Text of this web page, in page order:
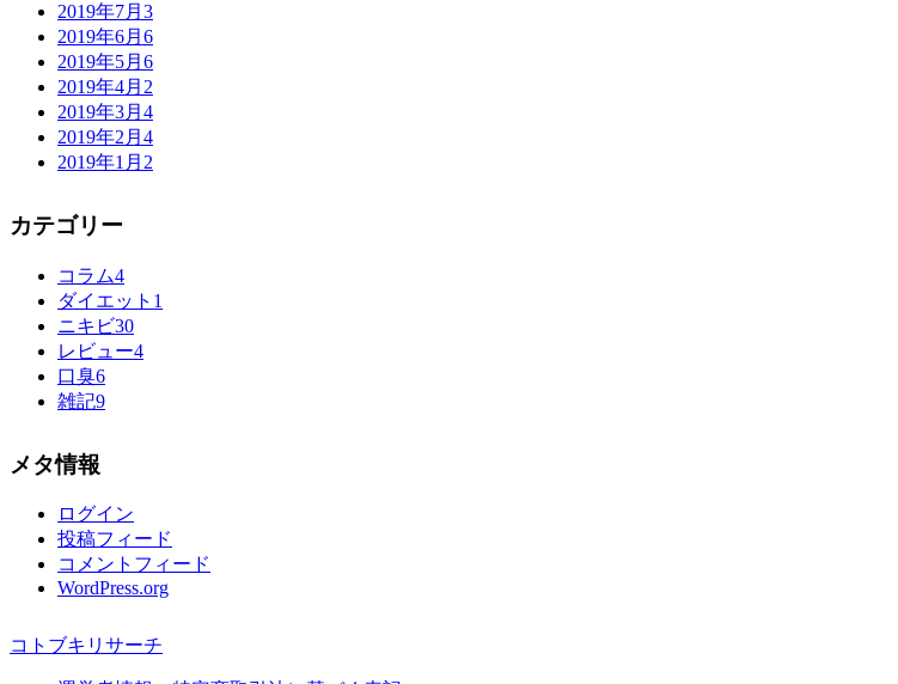
2019年7月 3
2019年6月 6
2019年5月 6
2019年4月 2
2019年3月 4
2019年2月 4
2019年1月 2
カテゴリー
コラム4
ダイエット 1
ニキビ30
レビュー4
口臭6
雑記9
メタ情報
ログイン
投稿フィード
コメントフィード
WordPress.org
コトブキリサーチ